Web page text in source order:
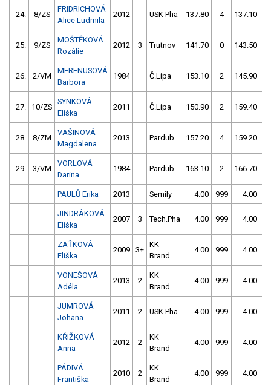
24. 8/ZS
FRIDRICHOVÁ
Alice Ludmila
2012 USK Pha 137.80 4 137.10
25. 9/ZS
MOŠTĚKOVÁ
Rozálie
2012 3 Trutnov 141.70 0 143.50
26. 2/VM
MERENUSOVÁ
Barbora
1984 Č.Lípa 153.10 2 145.90
27. 10/ZS
SYNKOVÁ
Eliška
2011 Č.Lípa 150.90 2 159.40
28. 8/ZM
VAŠINOVÁ
Magdalena
2013 Pardub. 157.20 4 159.20
29. 3/VM
VORLOVÁ
Darina
1984 Pardub. 163.10 2 166.70
PAULŮ Erika 2013 Semily 4.00 999 4.00
JINDRÁKOVÁ
Eliška
2007 3 Tech.Pha 4.00 999 4.00
ZAŤKOVÁ
Eliška
2009 3+
KK
Brand
4.00 999 4.00
VONEŠOVÁ
Adéla
2013 2
KK
Brand
4.00 999 4.00
JUMROVÁ
Johana
2011 2 USK Pha 4.00 999 4.00
KŘIŽKOVÁ
Anna
2012 2
KK
Brand
4.00 999 4.00
PÁDIVÁ
Františka
2010 2
KK
Brand
4.00 999 4.00